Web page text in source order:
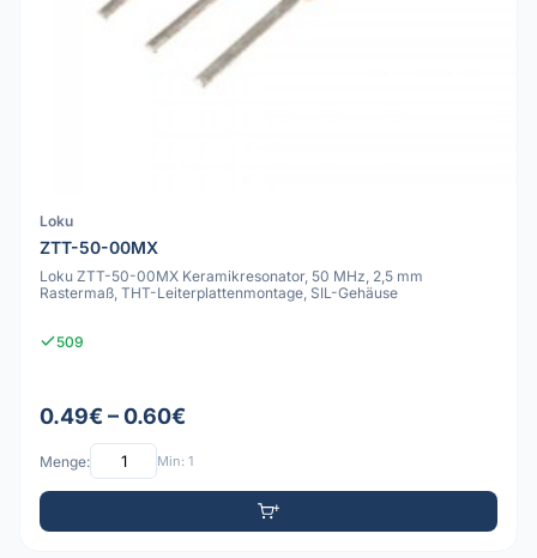
Loku
ZTT-50-00MX
Loku ZTT-50-00MX Keramikresonator, 50 MHz, 2,5 mm
Rastermaß, THT-Leiterplattenmontage, SIL-Gehäuse
509
0.49€ – 0.60€
Menge: Min: 1